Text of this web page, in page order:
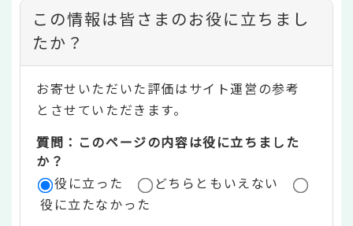
コ
ン
テ
ン
ツ
評
価
この情報は皆さまのお役に立ちまし
たか？
お寄せいただいた評価はサイト運営の参考
とさせていただきます。
質問：このページの内容は役に立ちました
か？
役に立った
どちらともいえない
役に立たなかった